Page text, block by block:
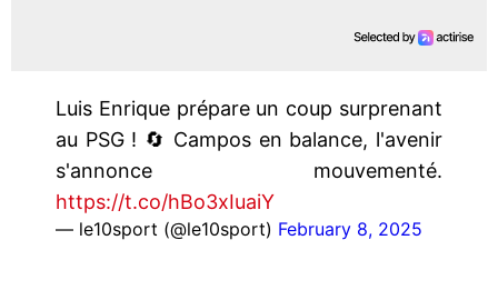
Luis Enrique prépare un coup surprenant
au PSG ! 🔄 Campos en balance, l'avenir
s'annonce mouvementé.
https://t.co/hBo3xIuaiY
— le10sport (@le10sport) February 8, 2025